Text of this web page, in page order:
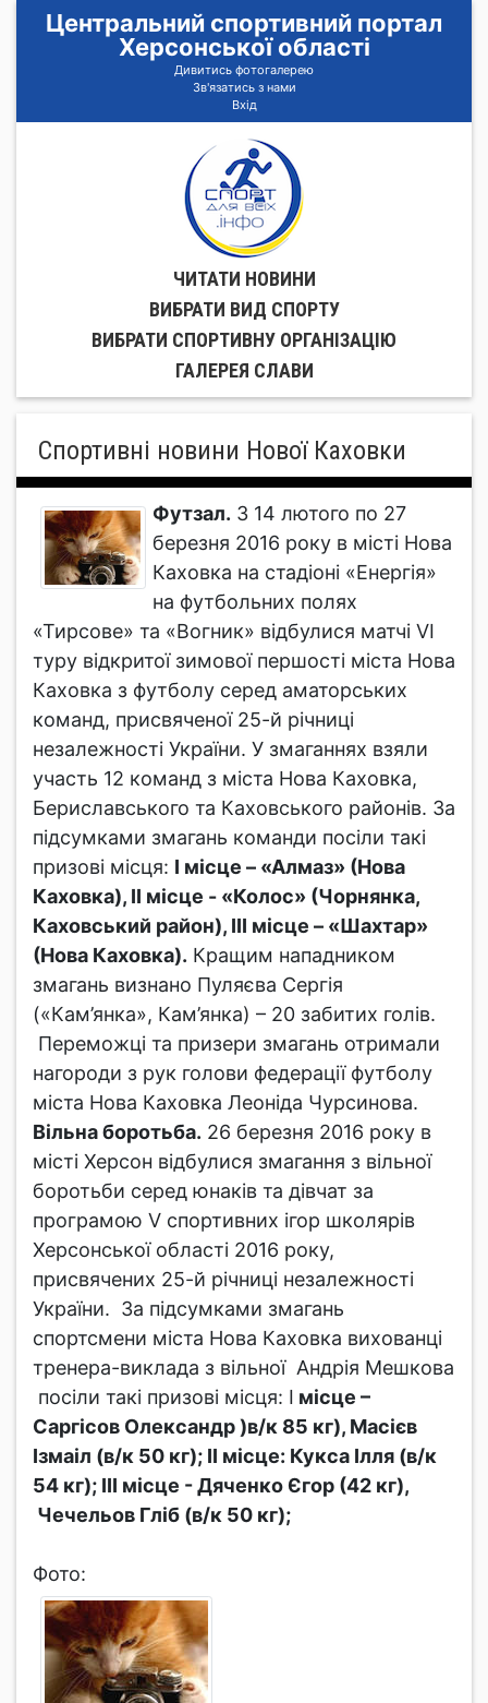
Центральний спортивний портал
Херсонської області
Дивитись фотогалерею
Зв'язатись з нами
Вхід
ЧИТАТИ НОВИНИ
ВИБРАТИ ВИД СПОРТУ
ВИБРАТИ СПОРТИВНУ ОРГАНIЗАЦIЮ
ГАЛЕРЕЯ СЛАВИ
Спортивні новини Нової Каховки
Футзал. З 14 лютого по 27
березня 2016 року в місті Нова
Каховка на стадіоні «Енергія»
на футбольних полях
«Тирсове» та «Вогник» відбулися матчі VІ
туру відкритої зимової першості міста Нова
Каховка з футболу серед аматорських
команд, присвяченої 25-й річниці
незалежності України. У змаганнях взяли
участь 12 команд з міста Нова Каховка,
Бериславського та Каховського районів. За
підсумками змагань команди посіли такі
призові місця: І місце – «Алмаз» (Нова
Каховка), ІІ місце - «Колос» (Чорнянка,
Каховський район), ІІІ місце – «Шахтар»
(Нова Каховка). Кращим нападником
змагань визнано Пуляєва Сергія
(«Кам’янка», Кам’янка) – 20 забитих голів.
Переможці та призери змагань отримали
нагороди з рук голови федерації футболу
міста Нова Каховка Леоніда Чурсинова.
Вільна боротьба. 26 березня 2016 року в
місті Херсон відбулися змагання з вільної
боротьби серед юнаків та дівчат за
програмою V спортивних ігор школярів
Херсонської області 2016 року,
присвячених 25-й річниці незалежності
України. За підсумками змагань
спортсмени міста Нова Каховка вихованці
тренера-виклада з вільної Андрія Мешкова
посіли такі призові місця: І місце –
Саргісов Олександр )в/к 85 кг), Масієв
Ізмаіл (в/к 50 кг); ІІ місце: Кукса Ілля (в/к
54 кг); ІІІ місце - Дяченко Єгор (42 кг),
Чечельов Гліб (в/к 50 кг);
Фото: